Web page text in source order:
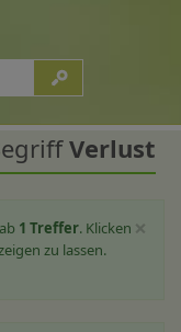
Verlust
×
1 Treffer. Klicken
zu lassen.